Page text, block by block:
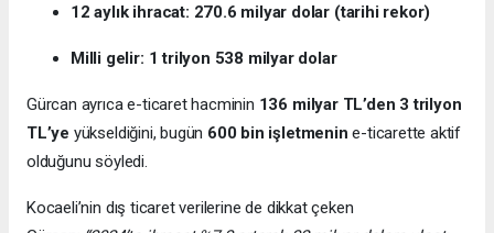
12 aylık ihracat: 270.6 milyar dolar (tarihi rekor)
Milli gelir: 1 trilyon 538 milyar dolar
Gürcan ayrıca e-ticaret hacminin 136 milyar TL’den 3 trilyon
TL’ye yükseldiğini, bugün 600 bin işletmenin e-ticarette aktif
olduğunu söyledi.
Kocaeli’nin dış ticaret verilerine de dikkat çeken